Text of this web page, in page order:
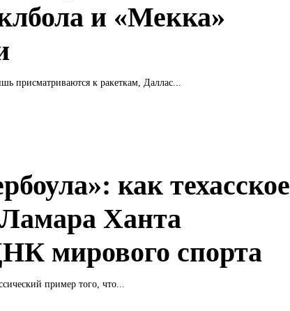
и «Мекка»
присматриваются к ракеткам, Даллас...
как техасское
Ханта
мирового спорта
пример того, что...